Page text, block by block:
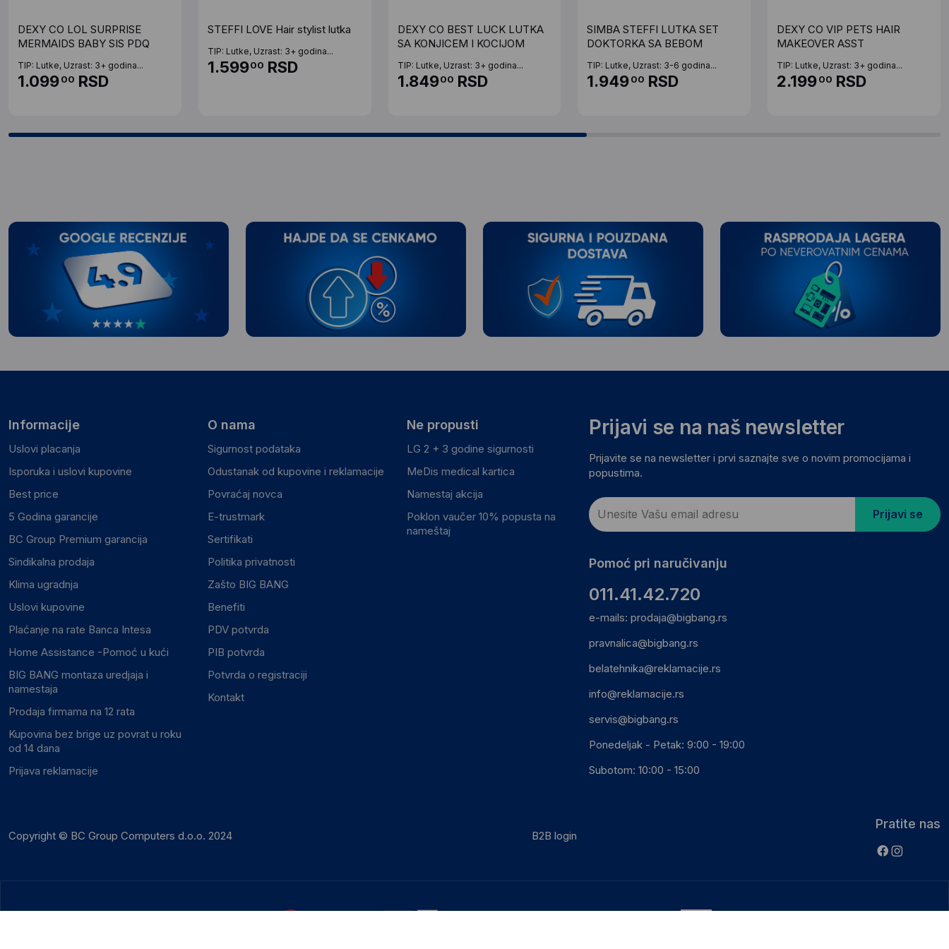
DEXY CO LOL SURPRISE
MERMAIDS BABY SIS PDQ
TIP: Lutke, Uzrast: 3+ godina...
1.09900 RSD
STEFFI LOVE Hair stylist lutka
TIP: Lutke, Uzrast: 3+ godina...
1.59900 RSD
DEXY CO BEST LUCK LUTKA
SA KONJICEM I KOCIJOM
TIP: Lutke, Uzrast: 3+ godina...
1.84900 RSD
SIMBA STEFFI LUTKA SET
DOKTORKA SA BEBOM
TIP: Lutke, Uzrast: 3-6 godina...
1.94900 RSD
DEXY CO VIP PETS HAIR
MAKEOVER ASST
TIP: Lutke, Uzrast: 3+ godina...
2.19900 RSD
Informacije
Uslovi placanja
Isporuka i uslovi kupovine
Best price
5 Godina garancije
BC Group Premium garancija
Sindikalna prodaja
Klima ugradnja
Uslovi kupovine
Plaćanje na rate Banca Intesa
Home Assistance -Pomoć u kući
BIG BANG montaza uredjaja i
namestaja
Prodaja firmama na 12 rata
Kupovina bez brige uz povrat u roku
od 14 dana
Prijava reklamacije
O nama
Sigurnost podataka
Odustanak od kupovine i reklamacije
Povraćaj novca
E-trustmark
Sertifikati
Politika privatnosti
Zašto BIG BANG
Benefiti
PDV potvrda
PIB potvrda
Potvrda o registraciji
Kontakt
Ne propusti
LG 2 + 3 godine sigurnosti
MeDis medical kartica
Namestaj akcija
Poklon vaučer 10% popusta na
nameštaj
Prijavi se na naš newsletter
Prijavite se na newsletter i prvi saznajte sve o novim promocijama i
popustima.
Prijavi se
Pomoć pri naručivanju
011.41.42.720
e-mails: prodaja@bigbang.rs
pravnalica@bigbang.rs
belatehnika@reklamacije.rs
info@reklamacije.rs
servis@bigbang.rs
Ponedeljak - Petak: 9:00 - 19:00
Subotom: 10:00 - 15:00
Copyright © BC Group Computers d.o.o. 2024 B2B login
Pratite nas